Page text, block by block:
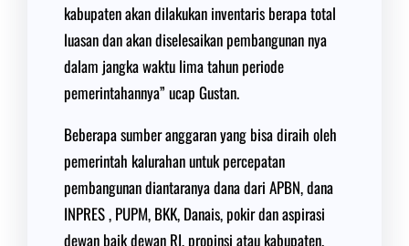
kabupaten akan dilakukan inventaris berapa total
luasan dan akan diselesaikan pembangunan nya
dalam jangka waktu lima tahun periode
pemerintahannya” ucap Gustan.
Beberapa sumber anggaran yang bisa diraih oleh
pemerintah kalurahan untuk percepatan
pembangunan diantaranya dana dari APBN, dana
INPRES , PUPM, BKK, Danais, pokir dan aspirasi
dewan baik dewan RI, propinsi atau kabupaten.